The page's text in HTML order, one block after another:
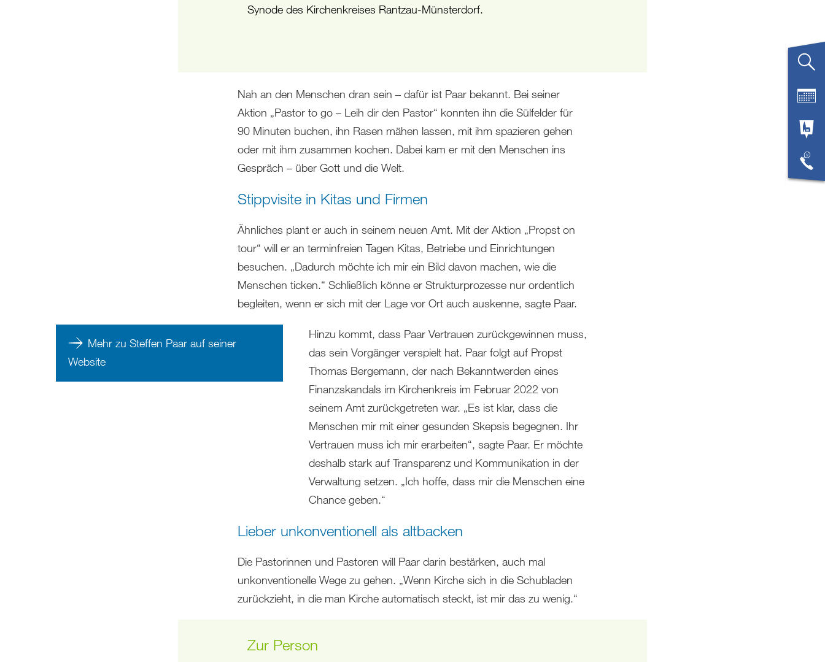
Synode des Kirchenkreises Rantzau-Münsterdorf.
Nah an den Menschen dran sein – dafür ist Paar bekannt. Bei seiner
Aktion „Pastor to go – Leih dir den Pastor“ konnten ihn die Sülfelder für
90 Minuten buchen, ihn Rasen mähen lassen, mit ihm spazieren gehen
oder mit ihm zusammen kochen. Dabei kam er mit den Menschen ins
Gespräch – über Gott und die Welt.
Stippvisite in Kitas und Firmen
Ähnliches plant er auch in seinem neuen Amt. Mit der Aktion „Propst on
tour“ will er an terminfreien Tagen Kitas, Betriebe und Einrichtungen
besuchen. „Dadurch möchte ich mir ein Bild davon machen, wie die
Menschen ticken.“ Schließlich könne er Strukturprozesse nur ordentlich
begleiten, wenn er sich mit der Lage vor Ort auch auskenne, sagte Paar.
Mehr zu Steffen Paar auf seiner
Website
Hinzu kommt, dass Paar Vertrauen zurückgewinnen muss,
das sein Vorgänger verspielt hat. Paar folgt auf Propst
Thomas Bergemann, der nach Bekanntwerden eines
Finanzskandals im Kirchenkreis im Februar 2022 von
seinem Amt zurückgetreten war. „Es ist klar, dass die
Menschen mir mit einer gesunden Skepsis begegnen. Ihr
Vertrauen muss ich mir erarbeiten“, sagte Paar. Er möchte
deshalb stark auf Transparenz und Kommunikation in der
Verwaltung setzen. „Ich hoffe, dass mir die Menschen eine
Chance geben.“
Lieber unkonventionell als altbacken
Die Pastorinnen und Pastoren will Paar darin bestärken, auch mal
unkonventionelle Wege zu gehen. „Wenn Kirche sich in die Schubladen
zurückzieht, in die man Kirche automatisch steckt, ist mir das zu wenig.“
Zur Person